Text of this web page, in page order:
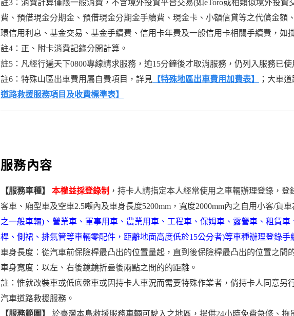
註3：消費計算僅限一般消費，不含境外投資平台交易(如eToro或相類似境外投資
費、預借現金分期金、預借現金分期金手續費、現金卡、小額信貸等之代償金額
環信用利息、基金交易、基金手續費、信用卡年費及一般信用卡相關手續費，如
註4：正、附卡消費記錄分開計算。
註5：凡經行遍天下0800專線請求服務，逾15分鐘後才取消服務，仍列入服務已使
註6：特殊山區出車費用屬自費項目，詳見 【特殊地區出車費用加費表】 ；大車
道路救援服務項目及收費標準表】
服務內容
【服務車種】 本權益採登錄制 ，持卡人請指定本人經常使用之車輛辦理登錄，
客車、廂型車及空車2.5噸內及車身長度5200mm，寬度2000mm內之自用小客/貨車
之一般車輛)、營業車、軍事用車、農業用車、工程車、保姆車、露營車、租賃
桿、側裙、排氣管等車輛零配件，距離地面高度低於15公分者)等車種辦理登錄手
車身長度：從汽車前保險桿最凸出的位置量起，直到後保險桿最凸出的位置之間
車身寬度：以左、右後鏡鏡折疊後兩點之間的的距離。
註：惟就改裝車或低底盤車或因持卡人車況而需要特殊作業者，倘持卡人同意另
汽車道路救援服務。
【服務範圍】
於臺灣本島救援服務車輛可駛入之地區，提供24小時免費急修、